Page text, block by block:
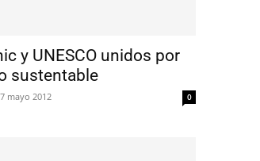
y UNESCO unidos por
sustentable
7 mayo 2012 0